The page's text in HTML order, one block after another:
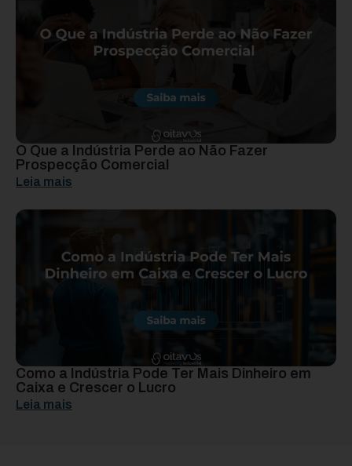
O Que a Indústria Perde ao Não Fazer
Prospecção Comercial
Leia mais
Como a Indústria Pode Ter Mais Dinheiro em
Caixa e Crescer o Lucro
Leia mais